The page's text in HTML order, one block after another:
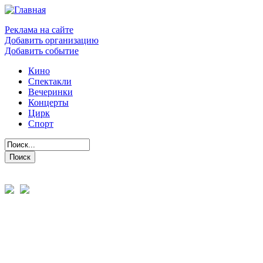
Реклама на сайте
Добавить организацию
Добавить событие
Кино
Спектакли
Вечеринки
Концерты
Цирк
Спорт